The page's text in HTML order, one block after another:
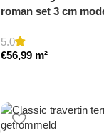
roman set 3 cm
5.0
€56,99 m²